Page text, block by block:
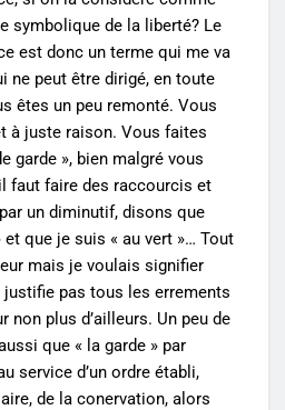
symbolique de la liberté? Le
est donc un terme qui me va
ne peut être dirigé, en toute
êtes un peu remonté. Vous
à juste raison. Vous faites
garde », bien malgré vous
faut faire des raccourcis et
un diminutif, disons que
et que je suis « au vert »… Tout
mais je voulais signifier
justifie pas tous les errements
non plus d’ailleurs. Un peu de
que « la garde » par
service d’un ordre établi,
de la conervation, alors